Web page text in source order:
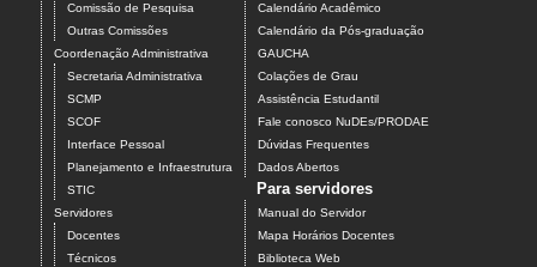
Comissão de Pesquisa
Outras Comissões
Coordenação Administrativa
Secretaria Administrativa
SCMP
SCOF
Interface Pessoal
Planejamento e Infraestrutura
STIC
Servidores
Docentes
Técnicos
Calendário Acadêmico
Calendário da Pós-graduação
GAUCHA
Colações de Grau
Assistência Estudantil
Fale conosco NuDEs/PRODAE
Dúvidas Frequentes
Dados Abertos
Para servidores
Manual do Servidor
Mapa Horários Docentes
Biblioteca Web